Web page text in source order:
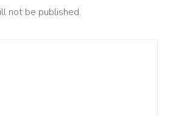
not be published.